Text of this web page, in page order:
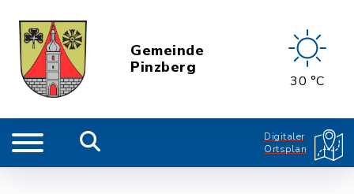
Gemeinde
Pinzberg
30 °C
Digitaler
Ortsplan